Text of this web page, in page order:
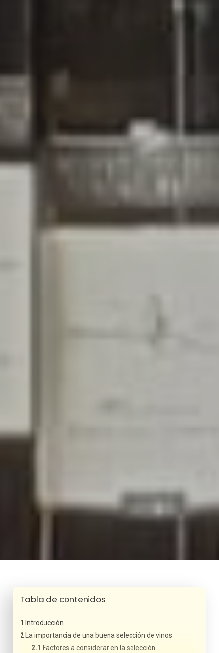
Tabla de contenidos
Introducción
La importancia de una buena selección de vinos
Factores a considerar en la selección